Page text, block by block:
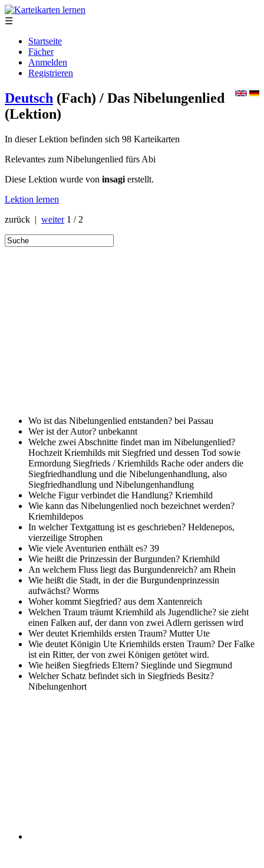
☰
Startseite
Fächer
Anmelden
Registrieren
Deutsch (Fach) / Das Nibelungenlied
(Lektion)
In dieser Lektion befinden sich 98 Karteikarten
Relevantes zum Nibelungenlied fürs Abi
Diese Lektion wurde von insagi erstellt.
Lektion lernen
zurück | weiter 1 / 2
Wo ist das Nibelungenlied entstanden? bei Passau
Wer ist der Autor? unbekannt
Welche zwei Abschnitte findet man im Nibelungenlied?
Hochzeit Kriemhilds mit Siegfried und dessen Tod sowie
Ermordung Siegfrieds / Kriemhilds Rache oder anders die
Siegfriedhandlung und die Nibelungenhandlung, also
Siegfriedhandlung und Nibelungenhandlung
Welche Figur verbindet die Handlung? Kriemhild
Wie kann das Nibelungenlied noch bezeichnet werden?
Kriemhildepos
In welcher Textgattung ist es geschrieben? Heldenepos,
vierzeilige Strophen
Wie viele Aventurien enthält es? 39
Wie heißt die Prinzessin der Burgunden? Kriemhild
An welchem Fluss liegt das Burgundenreich? am Rhein
Wie heißt die Stadt, in der die Burgundenprinzessin
aufwächst? Worms
Woher kommt Siegfried? aus dem Xantenreich
Welchen Traum träumt Kriemhild als Jugendliche? sie zieht
einen Falken auf, der dann von zwei Adlern gerissen wird
Wer deutet Kriemhilds ersten Traum? Mutter Ute
Wie deutet Königin Ute Kriemhilds ersten Traum? Der Falke
ist ein Ritter, der von zwei Königen getötet wird.
Wie heißen Siegfrieds Eltern? Sieglinde und Siegmund
Welcher Schatz befindet sich in Siegfrieds Besitz?
Nibelungenhort